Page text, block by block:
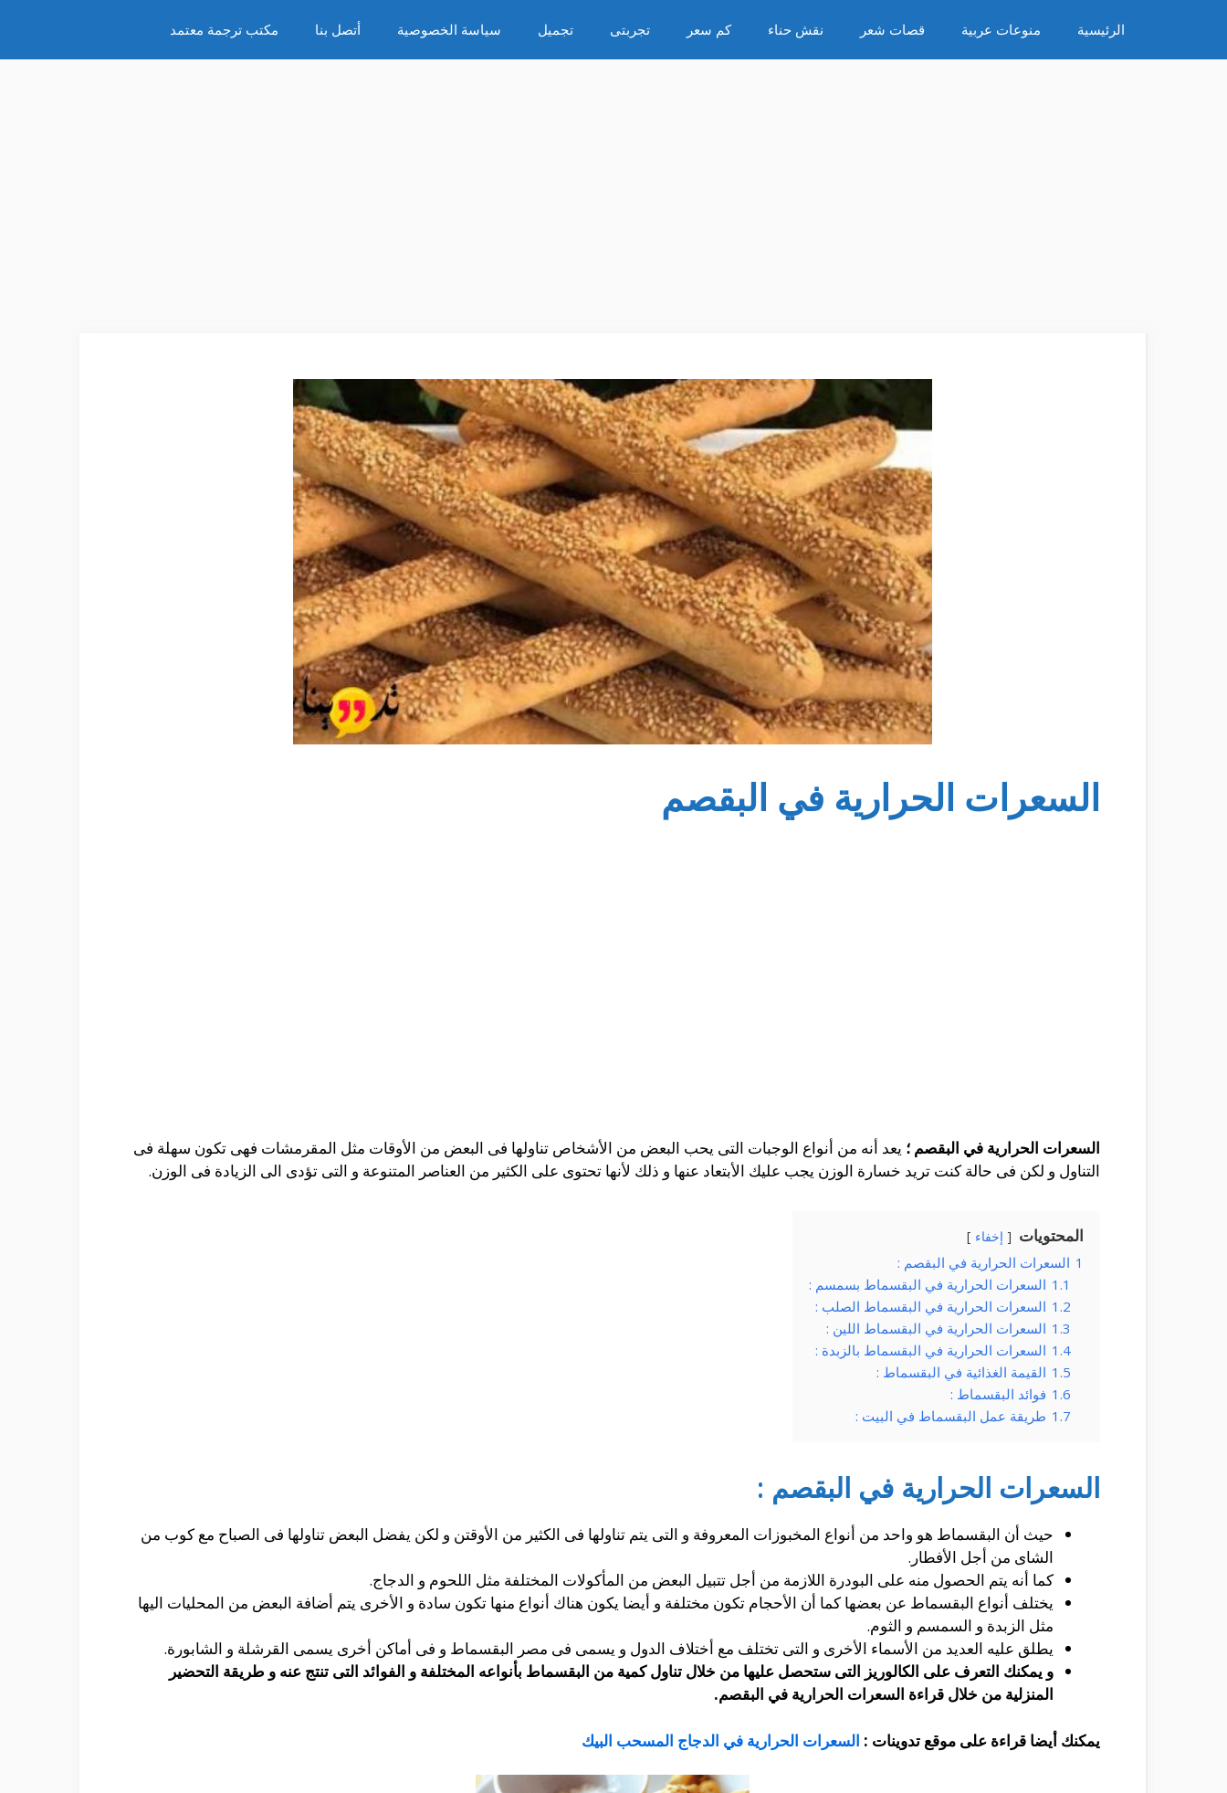
المحتوى
الرئيسية منوعات عربية قصات شعر نقش حناء كم سعر تجربتى تجميل سياسة الخصوصية أتصل بنا مكتب ترجمة معتمد
السعرات الحرارية في البقصم
السعرات الحرارية في البقصم ؛ يعد أنه من أنواع الوجبات التى يحب البعض من الأشخاص تناولها فى البعض من الأوقات مثل المقرمشات فهى تكون سهلة فى
التناول و لكن فى حالة كنت تريد خسارة الوزن يجب عليك الأبتعاد عنها و ذلك لأنها تحتوى على الكثير من العناصر المتنوعة و التى تؤدى الى الزيادة فى الوزن.
المحتويات إخفاء
1 السعرات الحرارية في البقصم :
1.1 السعرات الحرارية في البقسماط بسمسم :
1.2 السعرات الحرارية في البقسماط الصلب :
1.3 السعرات الحرارية في البقسماط اللين :
1.4 السعرات الحرارية في البقسماط بالزبدة :
1.5 القيمة الغذائية في البقسماط :
1.6 فوائد البقسماط :
1.7 طريقة عمل البقسماط في البيت :
السعرات الحرارية في البقصم :
حيث أن البقسماط هو واحد من أنواع المخبوزات المعروفة و التى يتم تناولها فى الكثير من الأوقتن و لكن يفضل البعض تناولها فى الصباح مع كوب من
الشاى من أجل الأفطار.
كما أنه يتم الحصول منه على البودرة اللازمة من أجل تتبيل البعض من المأكولات المختلفة مثل اللحوم و الدجاج.
يختلف أنواع البقسماط عن بعضها كما أن الأحجام تكون مختلفة و أيضا يكون هناك أنواع منها تكون سادة و الأخرى يتم أضافة البعض من المحليات اليها
مثل الزبدة و السمسم و الثوم.
يطلق عليه العديد من الأسماء الأخرى و التى تختلف مع أختلاف الدول و يسمى فى مصر البقسماط و فى أماكن أخرى يسمى القرشلة و الشابورة.
و يمكنك التعرف على الكالوريز التى ستحصل عليها من خلال تناول كمية من البقسماط بأنواعه المختلفة و الفوائد التى تنتج عنه و طريقة التحضير
المنزلية من خلال قراءة السعرات الحرارية في البقصم.
يمكنك أيضا قراءة على موقع تدوينات : السعرات الحرارية في الدجاج المسحب البيك